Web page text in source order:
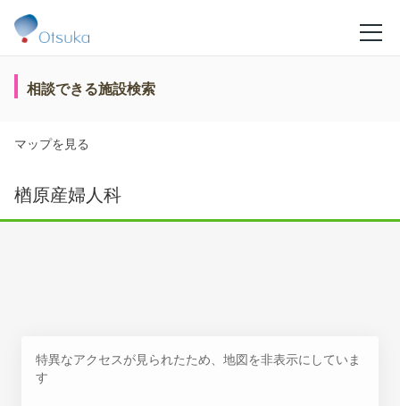
相談できる施設検索
マップを見る
楢原産婦人科
特異なアクセスが見られたため、地図を非表示にしていま
す